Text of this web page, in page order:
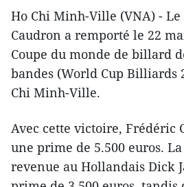
Ho Chi Minh-Ville (VNA) -
Caudron a remporté le 22
Coupe du monde de billard
bandes (World Cup Billiards
Chi Minh-Ville.
Avec cette victoire, Frédéric
une prime de 5.500 euros.
revenue au Hollandais Dick